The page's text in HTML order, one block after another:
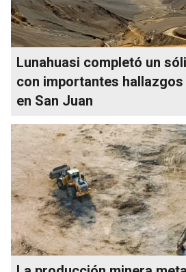
Lunahuasi completó un
con importantes
en San Juan